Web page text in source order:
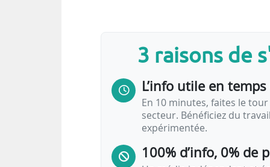
Pour David Belliard, « ce
location de VAE est un service
3 raisons de
L’info utile en
En 10 minutes, faites le tour
secteur. Bénéficiez du
expérimentée.
100% d’info, 0% de